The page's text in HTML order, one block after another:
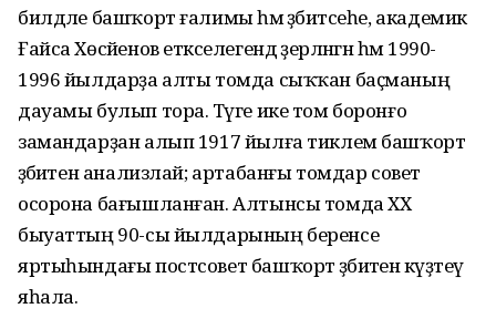
билдәле башҡорт ғалимы һәм әҙәбиәтсеһе, академик
Ғайса Хөсәйенов етәкселегендә әҙерләнгән һәм 1990-
1996 йылдарҙа алты томда сыҡҡан баҫманың
дауамы булып тора. Тәүге ике том боронғо
замандарҙан алып 1917 йылға тиклем башҡорт
әҙәбиәтен анализлай; артабанғы томдар совет
осорона бағышланған. Алтынсы томда ХХ
быуаттың 90-сы йылдарының беренсе
яртыһындағы постсовет башҡорт әҙәбиәтенә күҙәтеү
яһала.